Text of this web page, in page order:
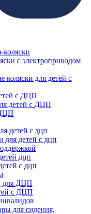
коляски
с электроприводом
коляски для детей с
с ДЦП
детей с ДЦП
детей с дцп
для детей с дцп
дцп
с дцп
для ДЦП
с ДЦП
для сидения,